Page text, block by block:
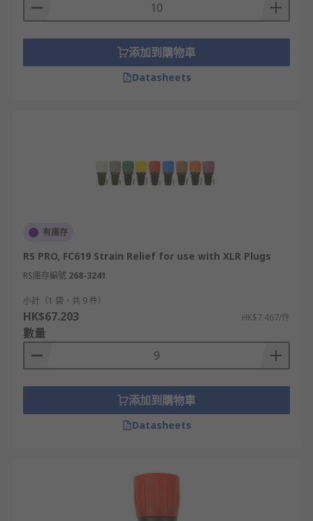
添加到購物車
Datasheets
有庫存
RS PRO, FC619 Strain Relief for use with XLR Plugs
RS庫存編號 268-3241
小計（1 袋，共 9 件）
HK$67.203 HK$7.467/件
數量
添加到購物車
Datasheets